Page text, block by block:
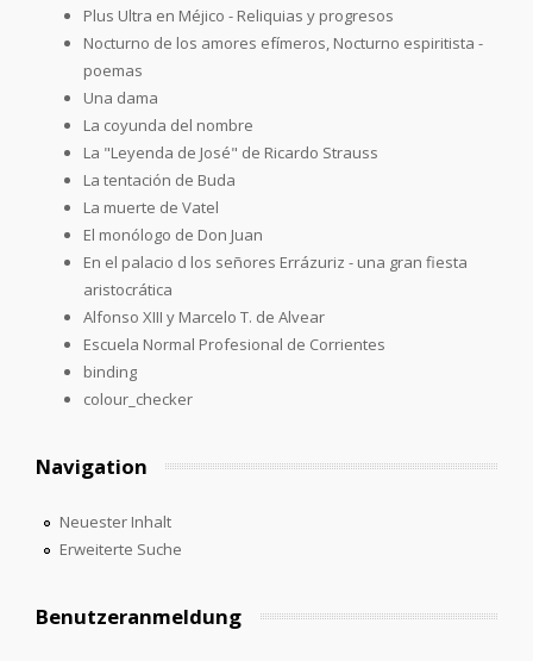
Plus Ultra en Méjico - Reliquias y progresos
Nocturno de los amores efímeros, Nocturno espiritista -
poemas
Una dama
La coyunda del nombre
La "Leyenda de José" de Ricardo Strauss
La tentación de Buda
La muerte de Vatel
El monólogo de Don Juan
En el palacio d los señores Errázuriz - una gran fiesta
aristocrática
Alfonso XIII y Marcelo T. de Alvear
Escuela Normal Profesional de Corrientes
binding
colour_checker
Navigation
Neuester Inhalt
Erweiterte Suche
Benutzeranmeldung